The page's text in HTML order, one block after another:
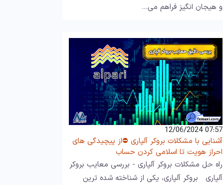
و هیجان‌ انگیز فراهم می…
07:57 12/06/2024
آشنایی با مشکلات بروکر آلپاری ⛔️از پیچیدگی های
احراز هویت تا اسلامی کردن حساب
راه حل مشکلات بروکر آلپاری - بررسی معایب بروکر
آلپاری بروکر آلپاری، یکی از شناخته شده ترین